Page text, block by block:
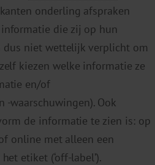
onderling afspraken
die zij op hun
dus niet wettelijk verplicht om
kiezen welke informatie ze
en/of
waarschuwingen). Ook
de informatie te zien is: op
online met alleen een
etiket (‘off-label’).